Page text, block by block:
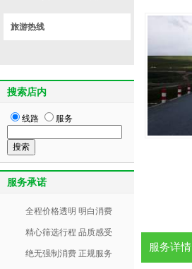
服务详情
旅游热线
搜索店内
线路 服务
服务承诺
全程价格透明 明白消费
精心筛选行程 品质感受
绝无强制消费 正规服务